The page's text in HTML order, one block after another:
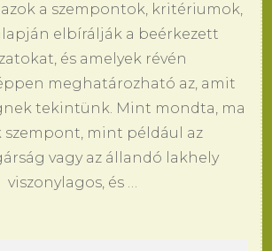
a szempontok, kritériumok,
elbírálják a beérkezett
és amelyek révén
meghatározható az, amit
tekintünk. Mint mondta, ma
szempont, mint például az
vagy az állandó lakhely
viszonylagos, és …